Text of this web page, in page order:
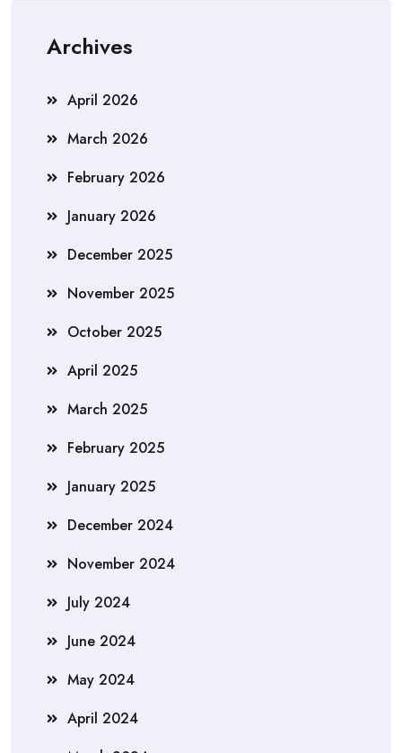
Archives
April 2026
March 2026
February 2026
January 2026
December 2025
November 2025
October 2025
April 2025
March 2025
February 2025
January 2025
December 2024
November 2024
July 2024
June 2024
May 2024
April 2024